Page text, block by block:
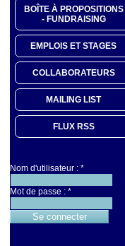
BOÎTE À PROPOSITIONS
- FUNDRAISING
EMPLOIS ET STAGES
COLLABORATEURS
MAILING LIST
FLUX RSS
Nom d'utilisateur : *
Mot de passe : *